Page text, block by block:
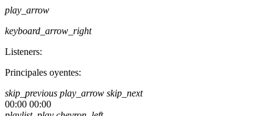
play_arrow
keyboard_arrow_right
Listeners:
Principales oyentes:
skip_previous play_arrow skip_next
00:00 00:00